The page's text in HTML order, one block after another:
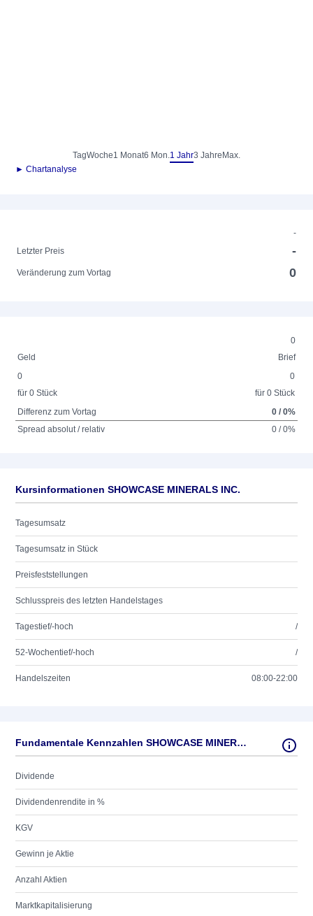
TagWoche1 Monat6 Mon.1 Jahr3 Jahre Max.
► Chartanalyse
-
Letzter Preis
-
Veränderung zum Vortag 0
0
Geld
Brief
0
für 0 Stück
0
für 0 Stück
Differenz zum Vortag
0 / 0%
Spread absolut / relativ
0 / 0%
Kursinformationen SHOWCASE MINERALS INC.
Tagesumsatz
Tagesumsatz in Stück
Preisfeststellungen
Schlusspreis des letzten Handelstages
Tagestief/-hoch /
52-Wochentief/-hoch /
Handelszeiten 08:00-22:00
Fundamentale Kennzahlen SHOWCASE MINERALS INC.
Dividende
Dividendenrendite in %
KGV
Gewinn je Aktie
Anzahl Aktien
Marktkapitalisierung